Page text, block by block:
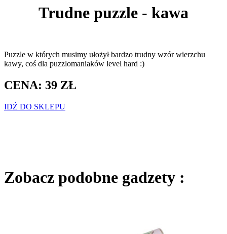
Trudne puzzle - kawa
Puzzle w których musimy ułożył bardzo trudny wzór wierzchu
kawy, coś dla puzzlomaniaków level hard :)
CENA: 39 ZŁ
IDŹ DO SKLEPU
Zobacz podobne gadzety :